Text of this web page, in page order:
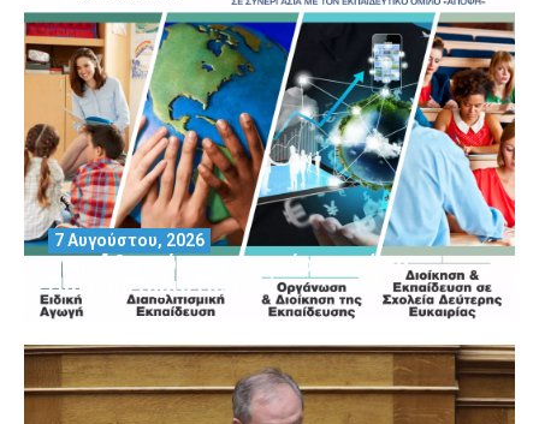
Μοριοδοτούμενα Σεμινάρια από το
Πανεπιστήμιο Πειραιά
7 Αυγούστου, 2026